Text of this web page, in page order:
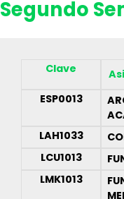
Segundo
Clave
ESP0013
LAH1033
LCU1013
LMK1013